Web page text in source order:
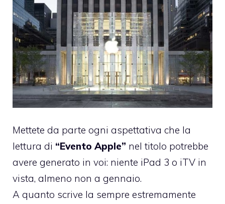
Mettete da parte ogni aspettativa che la
lettura di “Evento Apple” nel titolo potrebbe
avere generato in voi: niente iPad 3 o iTV in
vista, almeno non a gennaio.
A quanto scrive la sempre estremamente